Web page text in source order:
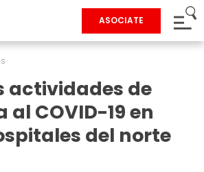
ASOCIATE
actividades de
al COVID-19 en
del norte